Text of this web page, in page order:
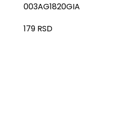
003AG1820GIA
179 RSD